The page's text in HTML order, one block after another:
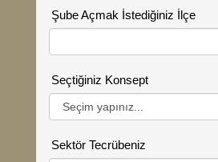
Şube Açmak İstediğiniz İlçe
Seçtiğiniz Konsept
Sektör Tecrübeniz